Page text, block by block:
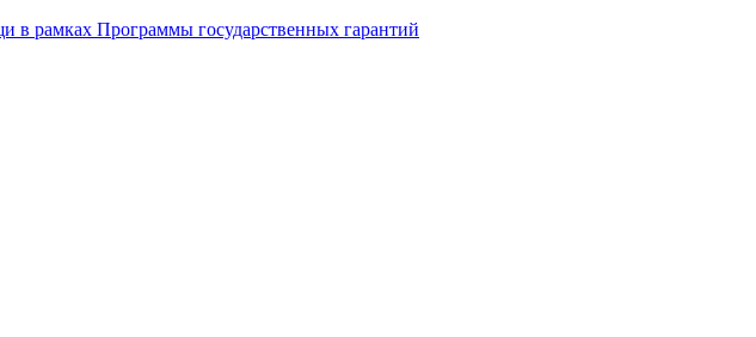
в рамках Программы государственных гарантий